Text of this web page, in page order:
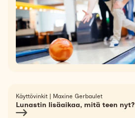
Käyttövinkit Maxine Gerbaulet
Lunastin lisäaikaa, mitä teen nyt?